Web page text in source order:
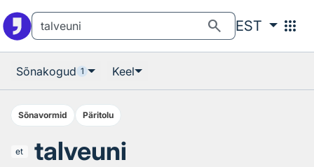
search EST apps
Sõnakogud 1 Keel
Sõnavormid Päritolu
et talveuni